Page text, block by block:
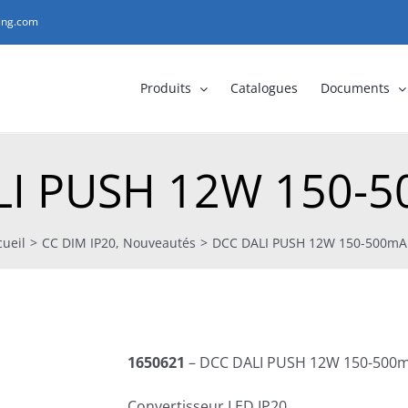
Produits Catalogues Documents
PUSH 12W 150-
> CC DIM IP20, Nouveautés > DCC DALI PUSH 12W 150-
1650621 – DCC DALI PUSH 12W 150-